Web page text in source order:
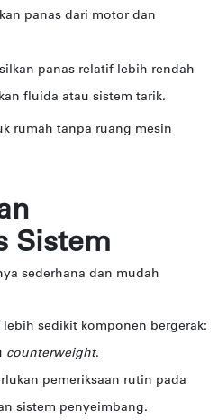
panas dari motor dan
panas relatif lebih rendah
fluida atau sistem tarik.
rumah tanpa ruang mesin
Sistem
sederhana dan mudah
sedikit komponen bergerak:
counterweight.
pemeriksaan rutin pada
sistem penyeimbang.